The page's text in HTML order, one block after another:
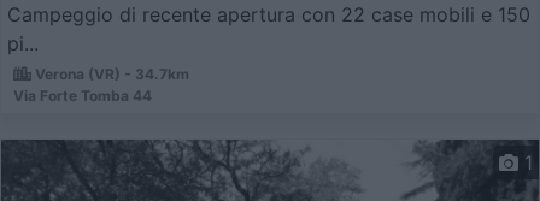
Campeggio di recente apertura con 22 case mobili e 150
pi...
Verona (VR) - 34.7km
Via Forte Tomba 44
1